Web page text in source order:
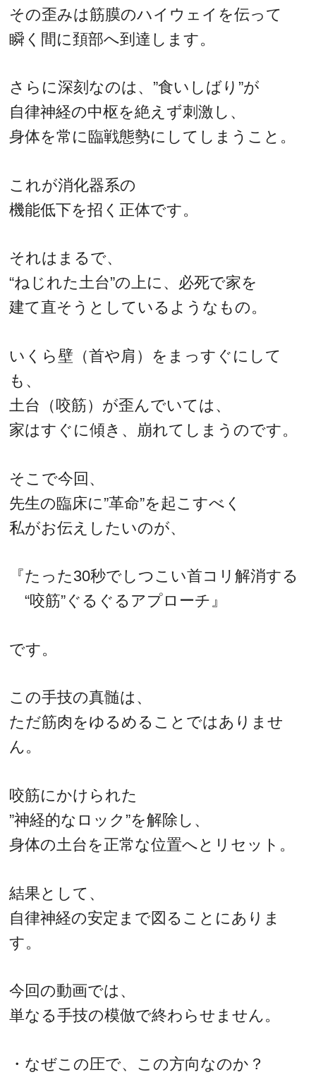
その歪みは筋膜のハイウェイを伝って
瞬く間に頚部へ到達します。
さらに深刻なのは、”食いしばり”が
自律神経の中枢を絶えず刺激し、
身体を常に臨戦態勢にしてしまうこと。
これが消化器系の
機能低下を招く正体です。
それはまるで、
“ねじれた土台”の上に、必死で家を
建て直そうとしているようなもの。
いくら壁（首や肩）をまっすぐにして
も、
土台（咬筋）が歪んでいては、
家はすぐに傾き、崩れてしまうのです。
そこで今回、
先生の臨床に”革命”を起こすべく
私がお伝えしたいのが、
『たった30秒でしつこい首コリ解消する
“咬筋”ぐるぐるアプローチ』
です。
この手技の真髄は、
ただ筋肉をゆるめることではありませ
ん。
咬筋にかけられた
”神経的なロック”を解除し、
身体の土台を正常な位置へとリセット。
結果として、
自律神経の安定まで図ることにありま
す。
今回の動画では、
単なる手技の模倣で終わらせません。
・なぜこの圧で、この方向なのか？